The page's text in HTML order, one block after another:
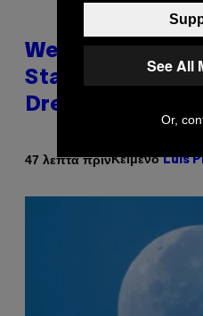
Welsh Man
Standing on a
Dressed as the
47 λεπτά πρινΚείμενοLuis
See All
Or,